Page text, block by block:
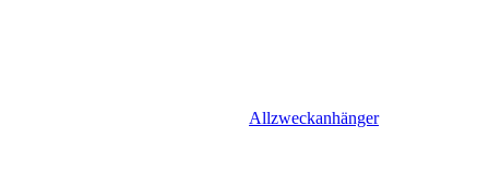
Allzweckanhänger